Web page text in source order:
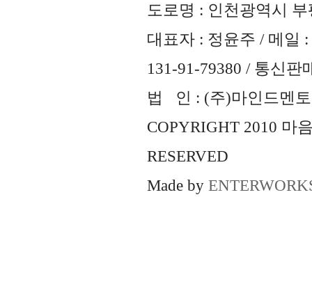
도로명 : 인천광역시
대표자 : 정윤주 / 메일 :
131-91-79380 / 통신판
법 인 : (주)마인드멘토
COPYRIGHT 2010 마
RESERVED
Made by